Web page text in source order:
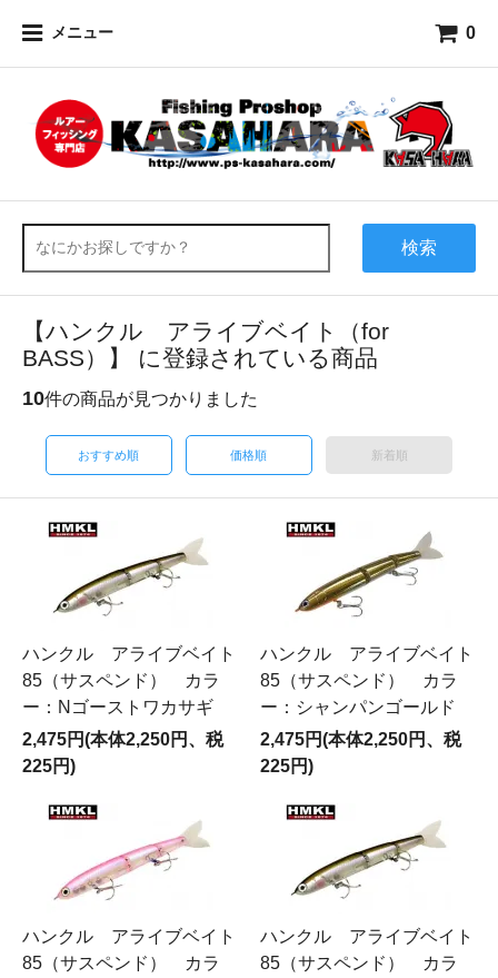
メニュー 0
検索
【ハンクル アライブベイト（for
BASS）】 に登録されている商品
10件の商品が見つかりました
おすすめ順 価格順 新着順
ハンクル アライブベイト
85（サスペンド） カラ
ー：Nゴーストワカサギ
2,475円(本体2,250円、税
225円)
ハンクル アライブベイト
85（サスペンド） カラ
ー：シャンパンゴールド
2,475円(本体2,250円、税
225円)
ハンクル アライブベイト
85（サスペンド） カラ
ハンクル アライブベイト
85（サスペンド） カラ